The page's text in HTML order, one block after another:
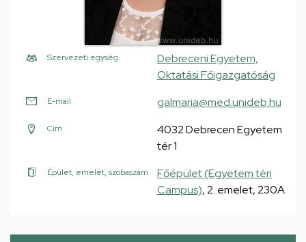
Szervezeti egység
Debreceni Egyetem,
Oktatási Főigazgatóság
E-mail galmaria@med.unideb.hu
Cím
4032 Debrecen Egyetem
tér 1
Épület, emelet, szobaszám
Főépület (Egyetem téri
Campus), 2. emelet, 230A